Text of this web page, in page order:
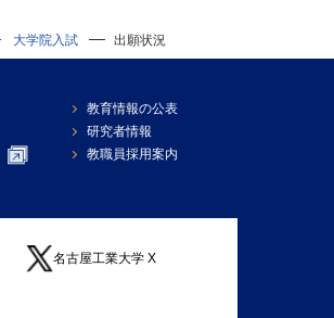
大学院入試 出願状況
教育情報の公表
研究者情報
教職員採用案内
名古屋工業大学 X